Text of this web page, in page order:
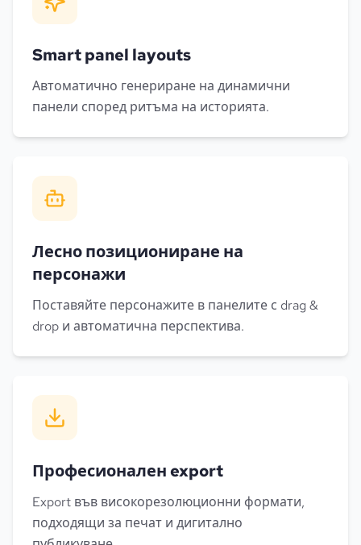
Smart panel layouts
Автоматично генериране на динамични
панели според ритъма на историята.
Лесно позициониране на
персонажи
Поставяйте персонажите в панелите с drag &
drop и автоматична перспектива.
Професионален export
Export във високорезолюционни формати,
подходящи за печат и дигитално